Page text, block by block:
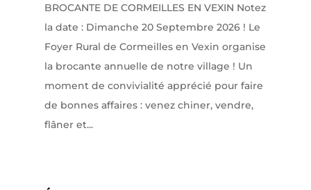
BROCANTE DE CORMEILLES EN VEXIN Notez
la date : Dimanche 20 Septembre 2026 ! Le
Foyer Rural de Cormeilles en Vexin organise
la brocante annuelle de notre village ! Un
moment de convivialité apprécié pour faire
de bonnes affaires : venez chiner, vendre,
flâner et...